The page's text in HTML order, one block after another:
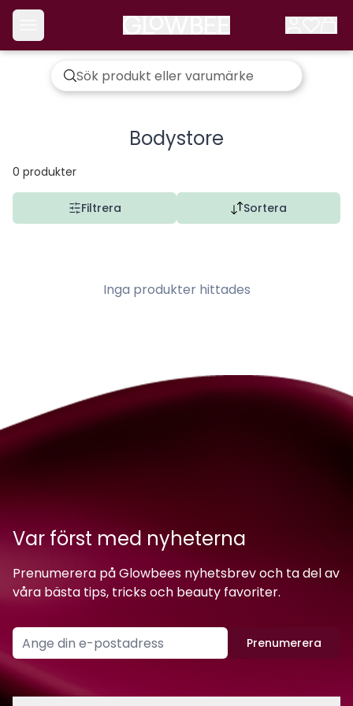
Bodystore
0 produkter
Filtrera Sortera
Inga produkter hittades
Var först med nyheterna
Prenumerera på Glowbees nyhetsbrev och ta del av
våra bästa tips, tricks och beauty favoriter.
Prenumerera